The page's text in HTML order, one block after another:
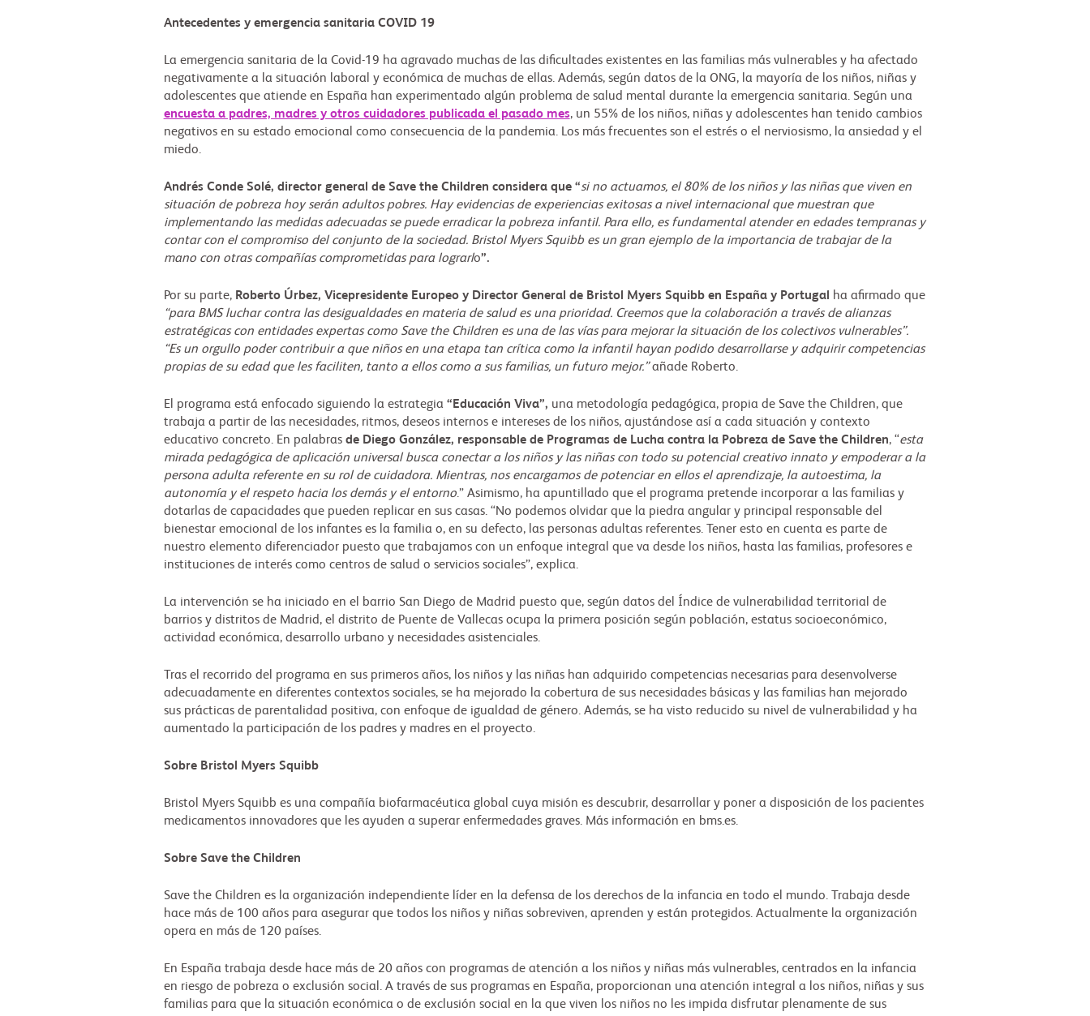
Antecedentes y emergencia sanitaria COVID 19
La emergencia sanitaria de la Covid-19 ha agravado muchas de las dificultades existentes en las familias más vulnerables y ha afectado
negativamente a la situación laboral y económica de muchas de ellas. Además, según datos de la ONG, la mayoría de los niños, niñas y
adolescentes que atiende en España han experimentado algún problema de salud mental durante la emergencia sanitaria. Según una
encuesta a padres, madres y otros cuidadores publicada el pasado mes, un 55% de los niños, niñas y adolescentes han tenido cambios
negativos en su estado emocional como consecuencia de la pandemia. Los más frecuentes son el estrés o el nerviosismo, la ansiedad y el
miedo.
Andrés Conde Solé, director general de Save the Children considera que “si no actuamos, el 80% de los niños y las niñas que viven en
situación de pobreza hoy serán adultos pobres. Hay evidencias de experiencias exitosas a nivel internacional que muestran que
implementando las medidas adecuadas se puede erradicar la pobreza infantil. Para ello, es fundamental atender en edades tempranas y
contar con el compromiso del conjunto de la sociedad. Bristol Myers Squibb es un gran ejemplo de la importancia de trabajar de la
mano con otras compañías comprometidas para lograrlo”.
Por su parte,Roberto Úrbez, Vicepresidente Europeo y Director General de Bristol Myers Squibb en España y Portugal
ha afirmado que
“para BMS luchar contra las desigualdades en materia de salud es una prioridad. Creemos que la colaboración a través de alianzas
estratégicas con entidades expertas como Save the Children es una de las vías para mejorar la situación de los colectivos vulnerables”.
“Es un orgullo poder contribuir a que niños en una etapa tan crítica como la infantil hayan podido desarrollarse y adquirir competencias
propias de su edad que les faciliten, tanto a ellos como a sus familias, un futuro mejor.”añade Roberto.
El programa está enfocado siguiendo la estrategia “Educación Viva”, una metodología pedagógica, propia de Save the Children, que
trabaja a partir de las necesidades, ritmos, deseos internos e intereses de los niños, ajustándose así a cada situación y contexto
educativo concreto. En palabras de Diego González, responsable de Programas de Lucha contra la Pobreza de Save the Children, “esta
mirada pedagógica de aplicación universal busca conectar a los niños y las niñas con todo su potencial creativo innato y empoderar a la
persona adulta referente en su rol de cuidadora. Mientras, nos encargamos de potenciar en ellos el aprendizaje, la autoestima, la
autonomía y el respeto hacia los demás y el entorno.” Asimismo, ha apuntillado que el programa pretende incorporar a las familias y
dotarlas de capacidades que pueden replicar en sus casas. “No podemos olvidar que la piedra angular y principal responsable del
bienestar emocional de los infantes es la familia o, en su defecto, las personas adultas referentes. Tener esto en cuenta es parte de
nuestro elemento diferenciador puesto que trabajamos con un enfoque integral que va desde los niños, hasta las familias, profesores e
instituciones de interés como centros de salud o servicios sociales”, explica.
La intervención se ha iniciado en el barrio San Diego de Madrid puesto que, según datos del Índice de vulnerabilidad territorial de
barrios y distritos de Madrid, el distrito de Puente de Vallecas ocupa la primera posición según población, estatus socioeconómico,
actividad económica, desarrollo urbano y necesidades asistenciales.
Tras el recorrido del programa en sus primeros años, los niños y las niñas han adquirido competencias necesarias para desenvolverse
adecuadamente en diferentes contextos sociales, se ha mejorado la cobertura de sus necesidades básicas y las familias han mejorado
sus prácticas de parentalidad positiva, con enfoque de igualdad de género. Además, se ha visto reducido su nivel de vulnerabilidad y ha
aumentado la participación de los padres y madres en el proyecto.
Sobre Bristol Myers Squibb
Bristol Myers Squibb es una compañía biofarmacéutica global cuya misión es descubrir, desarrollar y poner a disposición de los pacientes
medicamentos innovadores que les ayuden a superar enfermedades graves. Más información en bms.es.
Sobre Save the Children
Save the Children es la organización independiente líder en la defensa de los derechos de la infancia en todo el mundo. Trabaja desde
hace más de 100 años para asegurar que todos los niños y niñas sobreviven, aprenden y están protegidos. Actualmente la organización
opera en más de 120 países.
En España trabaja desde hace más de 20 años con programas de atención a los niños y niñas más vulnerables, centrados en la infancia
en riesgo de pobreza o exclusión social. A través de sus programas en España, proporcionan una atención integral a los niños, niñas y sus
familias para que la situación económica o de exclusión social en la que viven los niños no les impida disfrutar plenamente de sus